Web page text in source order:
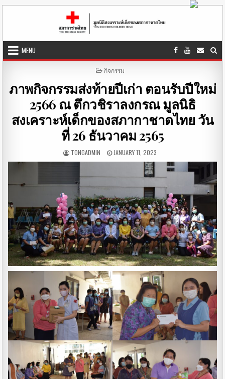
MENU
POSTED IN
กิจกรรม
ภาพกิจกรรมส่งท้ายปีเก่า ตอนรับปีใหม่
2566 ณ ตึกวชิราลงกรณ มูลนิธิ
สงเคราะห์เด็กของสภากาชาดไทย วัน
ที่ 26 ธันวาคม 2565
AUTHOR:
TONGADMIN PUBLISHED DATE:
JANUARY 11, 2023